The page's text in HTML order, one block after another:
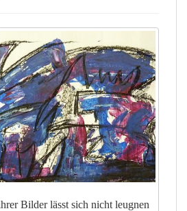
Bilder lässt sich nicht leugnen